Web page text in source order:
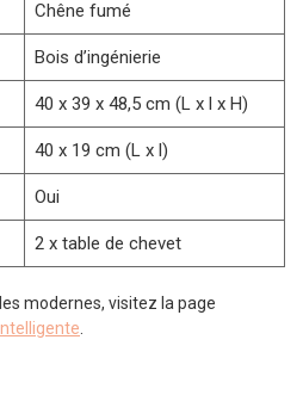
Chêne fumé
Bois d’ingénierie
40 x 39 x 48,5 cm (L x l x H)
40 x 19 cm (L x l)
Oui
2 x table de chevet
modernes, visitez la page